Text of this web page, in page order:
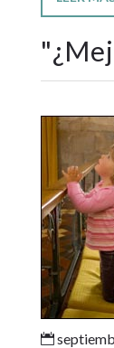
"
